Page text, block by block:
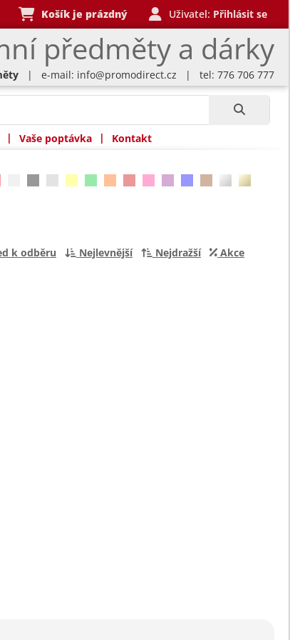
předměty a dárky
Košík je prázdný Uživatel: Přihlásit se
| e-mail: info@promodirect.cz | tel: 776 706 777
| Vaše poptávka | Kontakt
k odběru Nejlevnější Nejdražší Akce